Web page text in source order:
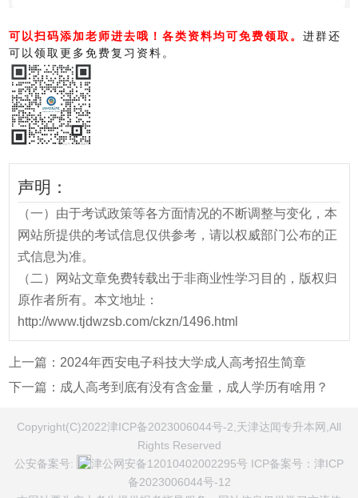
可以扫码添加老师进去哦！ 各类资料均可免费领取。 进群还
可以领取更多免费复习资料。
声明：
（一）由于考试政策等各方面情况的不断调整与变化，本
网站所提供的考试信息仅供参考，请以权威部门公布的正
式信息为准。
（二）网站文章免费转载出于非商业性学习目的，版权归
原作者所有。本文地址：
http://www.tjdwzsb.com/ckzn/1496.html
上一篇： 2024年西安电子科技大学成人高考招生简章
下一篇： 成人高考到底有没有含金量，成人学历有啥用？
Copyright(C)2022津ICP备2023006044号-2,天津达闻专升本网,All
Rights Reserved
公安备案号:
津公网安备12010402002295号 ICP备案号： 津ICP
备2023006044号-12